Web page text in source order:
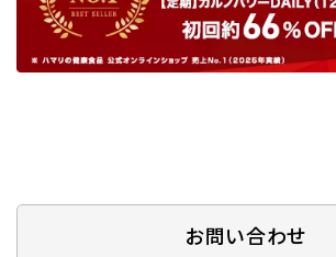
お問い合わせ